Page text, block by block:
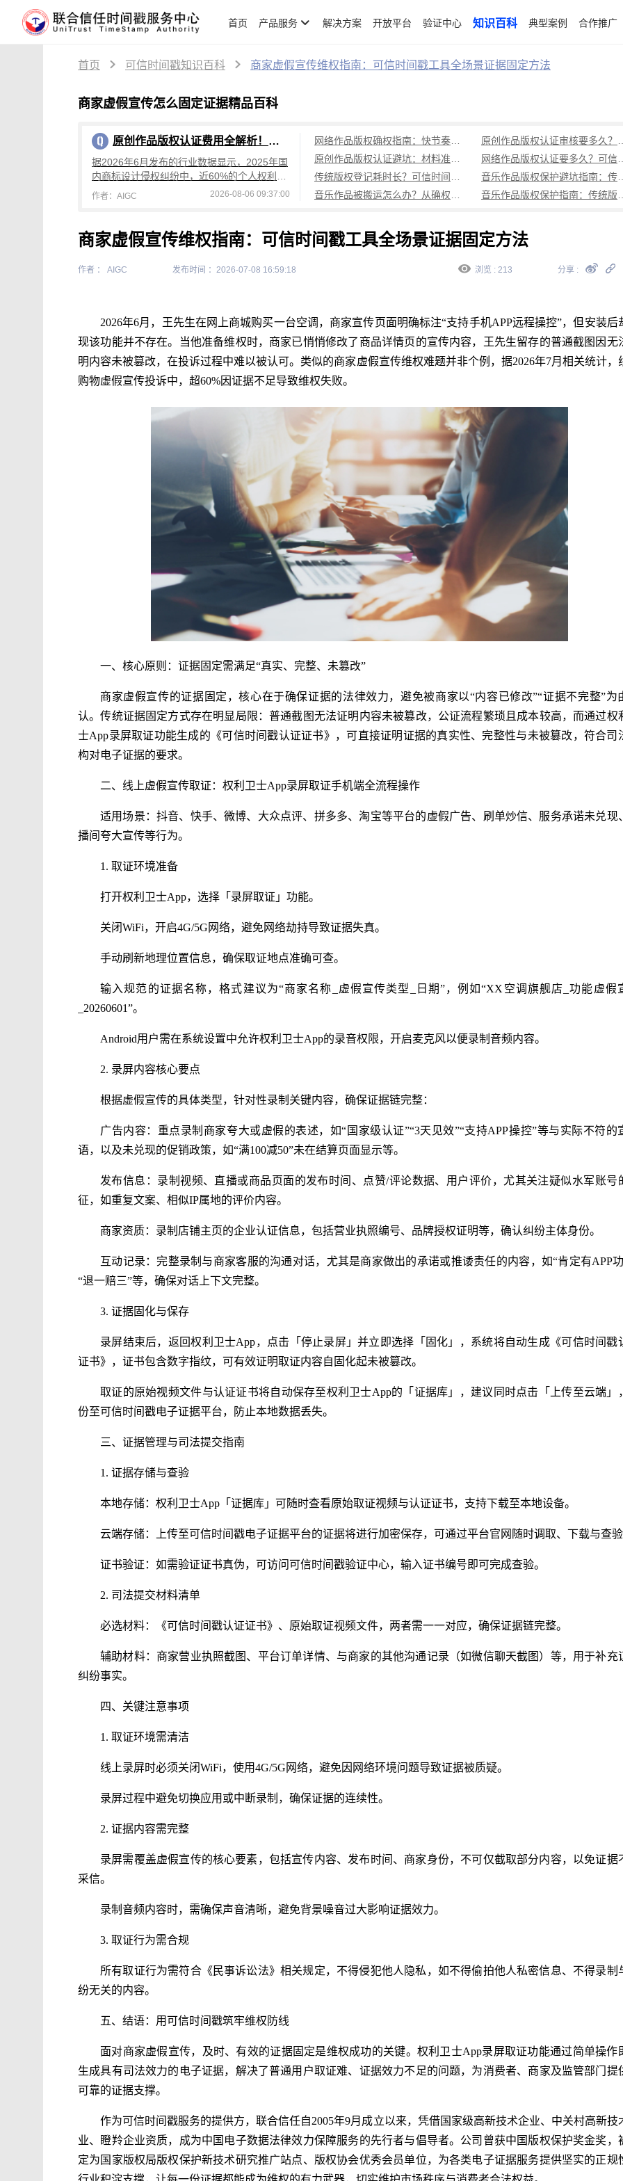
首页 产品服务 解决方案 开放平台 验证中心 知识百科 典型案例 合作推广
首页 可信时间戳知识百科 商家虚假宣传维权指南：可信时间戳工具全场景证据固定方法
商家虚假宣传怎么固定证据精品百科
原创作品版权认证费用全解析！可信时间戳低成本、分阶段认证
据2026年6月发布的行业数据显示，2025年国
内商标设计侵权纠纷中，近60%的个人权利人
因无法提供创作时间与过程证据败诉；同年网
作者：AIGC 2026-08-06 09:37:00
商家虚假宣传维权指南：可信时间戳工具全场景证据固定方法
作者 ： AIGC 发布时间 ：2026-07-08 16:59:18 浏览 : 213 分享 :
2026年6月，王先生在网上商城购买一台空调，商家宣传页面明确标注“支持手机APP远程操控”，但安装后
现该功能并不存在。当他准备维权时，商家已悄悄修改了商品详情页的宣传内容，王先生留存的普通截图因无
明内容未被篡改，在投诉过程中难以被认可。类似的商家虚假宣传维权难题并非个例，据2026年7月相关统计，
购物虚假宣传投诉中，超60%因证据不足导致维权失败。
一、核心原则：证据固定需满足“真实、完整、未篡改”
商家虚假宣传的证据固定，核心在于确保证据的法律效力，避免被商家以“内容已修改”“证据不完整”为
认。传统证据固定方式存在明显局限：普通截图无法证明内容未被篡改，公证流程繁琐且成本较高，而通过权
士App录屏取证功能生成的《可信时间戳认证证书》，可直接证明证据的真实性、完整性与未被篡改，符合司
构对电子证据的要求。
二、线上虚假宣传取证：权利卫士App录屏取证手机端全流程操作
适用场景：抖音、快手、微博、大众点评、拼多多、淘宝等平台的虚假广告、刷单炒信、服务承诺未兑现
播间夸大宣传等行为。
1. 取证环境准备
打开权利卫士App，选择「录屏取证」功能。
关闭WiFi，开启4G/5G网络，避免网络劫持导致证据失真。
手动刷新地理位置信息，确保取证地点准确可查。
输入规范的证据名称，格式建议为“商家名称_虚假宣传类型_日期”，例如“XX空调旗舰店_功能虚假
_20260601”。
Android用户需在系统设置中允许权利卫士App的录音权限，开启麦克风以便录制音频内容。
2. 录屏内容核心要点
根据虚假宣传的具体类型，针对性录制关键内容，确保证据链完整：
广告内容：重点录制商家夸大或虚假的表述，如“国家级认证”“3天见效”“支持APP操控”等与实际不符的
语，以及未兑现的促销政策，如“满100减50”未在结算页面显示等。
发布信息：录制视频、直播或商品页面的发布时间、点赞/评论数据、用户评价，尤其关注疑似水军账号
征，如重复文案、相似IP属地的评价内容。
商家资质：录制店铺主页的企业认证信息，包括营业执照编号、品牌授权证明等，确认纠纷主体身份。
互动记录：完整录制与商家客服的沟通对话，尤其是商家做出的承诺或推诿责任的内容，如“肯定有APP
“退一赔三”等，确保对话上下文完整。
3. 证据固化与保存
录屏结束后，返回权利卫士App，点击「停止录屏」并立即选择「固化」，系统将自动生成《可信时间戳
证书》，证书包含数字指纹，可有效证明取证内容自固化起未被篡改。
取证的原始视频文件与认证证书将自动保存至权利卫士App的「证据库」，建议同时点击「上传至云端」
份至可信时间戳电子证据平台，防止本地数据丢失。
三、证据管理与司法提交指南
1. 证据存储与查验
本地存储：权利卫士App「证据库」可随时查看原始取证视频与认证证书，支持下载至本地设备。
云端存储：上传至可信时间戳电子证据平台的证据将进行加密保存，可通过平台官网随时调取、下载与查验
证书验证：如需验证证书真伪，可访问可信时间戳验证中心，输入证书编号即可完成查验。
2. 司法提交材料清单
必选材料：《可信时间戳认证证书》、原始取证视频文件，两者需一一对应，确保证据链完整。
辅助材料：商家营业执照截图、平台订单详情、与商家的其他沟通记录（如微信聊天截图）等，用于补充
纠纷事实。
四、关键注意事项
1. 取证环境需清洁
线上录屏时必须关闭WiFi，使用4G/5G网络，避免因网络环境问题导致证据被质疑。
录屏过程中避免切换应用或中断录制，确保证据的连续性。
2. 证据内容需完整
录屏需覆盖虚假宣传的核心要素，包括宣传内容、发布时间、商家身份，不可仅截取部分内容，以免证据
采信。
录制音频内容时，需确保声音清晰，避免背景噪音过大影响证据效力。
3. 取证行为需合规
所有取证行为需符合《民事诉讼法》相关规定，不得侵犯他人隐私，如不得偷拍他人私密信息、不得录制
纷无关的内容。
五、结语：用可信时间戳筑牢维权防线
面对商家虚假宣传，及时、有效的证据固定是维权成功的关键。权利卫士App录屏取证功能通过简单操作
生成具有司法效力的电子证据，解决了普通用户取证难、证据效力不足的问题，为消费者、商家及监管部门提
可靠的证据支撑。
作为可信时间戳服务的提供方，联合信任自2005年9月成立以来，凭借国家级高新技术企业、中关村高新技
业、瞪羚企业资质，成为中国电子数据法律效力保障服务的先行者与倡导者。公司曾获中国版权保护奖金奖，
定为国家版权局版权保护新技术研究推广站点、版权协会优秀会员单位，为各类电子证据服务提供坚实的正规